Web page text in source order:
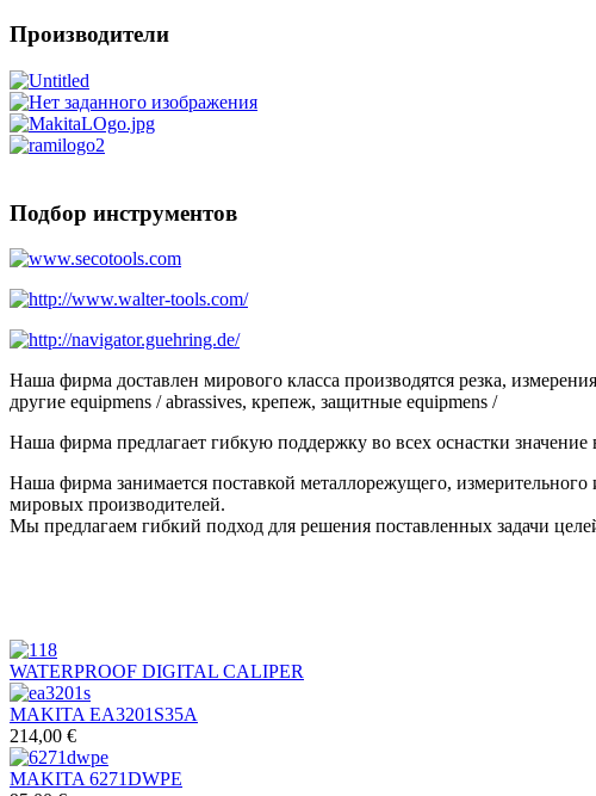
Производители
Подбор инструментов
Наша фирма доставлен мирового класса производятся резка,
другие equipmens / abrassives, крепеж, защитные equipmens /
Наша фирма предлагает гибкую поддержку во всех оснастки
Наша фирма занимается поставкой металлорежущего,
мировых производителей.
Мы предлагаем гибкий подход для решения поставленных задачи
WATERPROOF DIGITAL CALIPER
MAKITA EA3201S35A
214,00 €
MAKITA 6271DWPE